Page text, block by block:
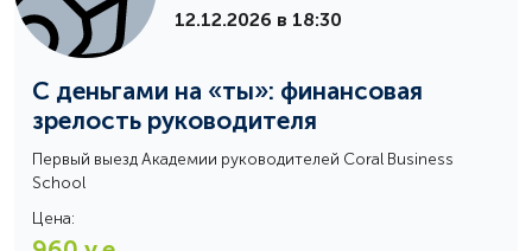
12.12.2026 в 18:30
С деньгами на «ты»: финансовая
зрелость руководителя
Первый выезд Академии руководителей Coral Business
School
Цена: